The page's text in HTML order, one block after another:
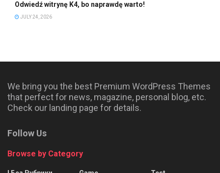
Odwiedź witrynę K4, bo naprawdę warto!
JULY 24, 2026
We bring you the best Premium WordPress Themes
that perfect for news, magazine, personal blog, etc.
Check our landing page for details.
Follow Us
Browse by Category